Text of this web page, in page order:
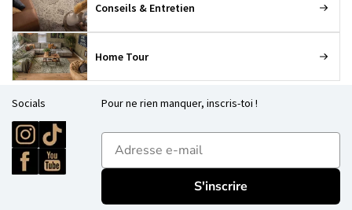
Conseils & Entretien
Home Tour
Socials Pour ne rien manquer, inscris-toi !
E-mailadres
S'inscrire